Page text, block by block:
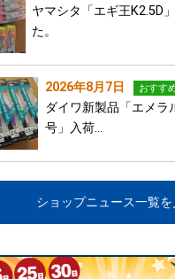
ヤマシタ「エギ王K2.5D
た。
2026年8月7日 おすす
ダイワ新製品「エメラ
号」入荷…
ショップニュース一覧を